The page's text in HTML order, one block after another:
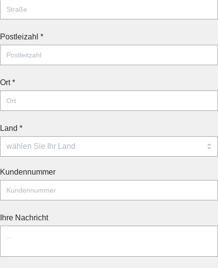
Postleizahl *
Ort*
Land *
Kundennummer
Ihre Nachricht